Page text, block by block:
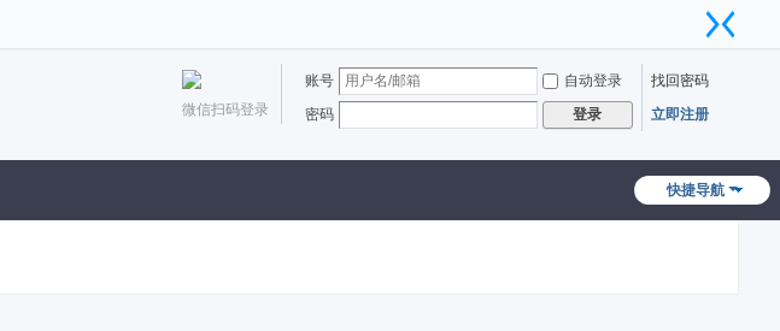
账号 自动登录
找回密码
密码
登录 立即注册
微信扫码登录
快捷导航